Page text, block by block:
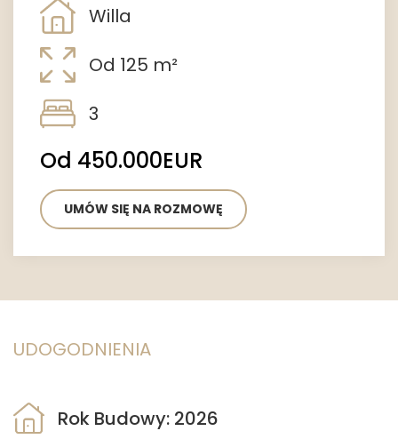
Willa
Od 125 m²
3
Od 450.000EUR
UMÓW SIĘ NA ROZMOWĘ
UDOGODNIENIA
Rok Budowy: 2026